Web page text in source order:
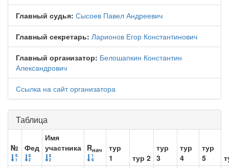
Главный судья: Сысоев Павел Андреевич
Главный секретарь: Ларионов Егор Константинович
Главный организатор: Белошапкин Константин
Александрович
Ссылка на сайт организатора
Таблица
№ Фед
Имя
участника Rнач
тур
1
тур 2
тур
3
тур
4
тур
5